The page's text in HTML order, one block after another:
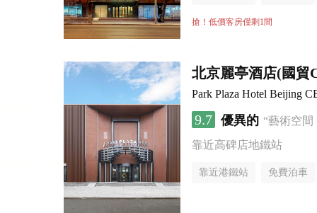
行李寄存服務
搶！低價客房僅剩1間
北京麗亭酒店(國貿
Park Plaza Hotel Beijing
9.7 優異的 “藝術空
靠近高碑店地鐵站
靠近港鐵站 免費泊車